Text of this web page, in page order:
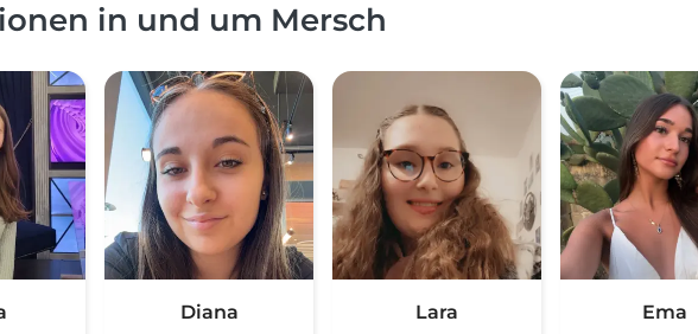
in und um Mersch
Diana Lara Ema